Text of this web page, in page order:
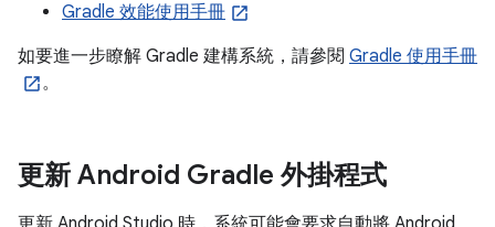
Gradle 效能使用手冊
如要進一步瞭解 Gradle 建構系統，請參閱 Gradle 使用手冊
。
更新 Android Gradle 外掛程式